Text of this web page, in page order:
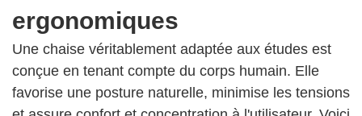
ergonomiques
Une chaise véritablement adaptée aux études est
conçue en tenant compte du corps humain. Elle
favorise une posture naturelle, minimise les tensions